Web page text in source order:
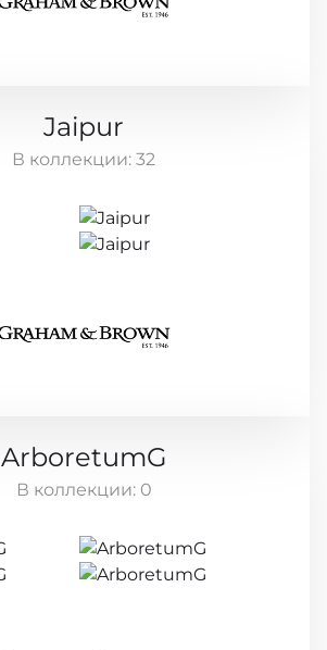
Jaipur
В коллекции: 32
ArboretumG
В коллекции: 0